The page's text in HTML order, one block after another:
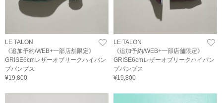
LE TALON
《追加予約/WEB+一部店舗限定》
GRISE6cmレザーオブリークハイバン
プパンプス
¥19,800
LE TALON
《追加予約/WEB+一部店舗限定》
GRISE6cmレザーオブリークハイバン
プパンプス
¥19,800